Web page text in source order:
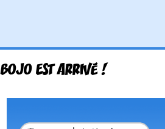
BOJO EST ARRIVÉ !